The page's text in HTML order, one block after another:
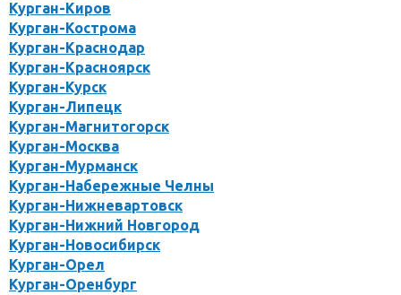
Курган-Киров
Курган-Кострома
Курган-Краснодар
Курган-Красноярск
Курган-Курск
Курган-Липецк
Курган-Магнитогорск
Курган-Москва
Курган-Мурманск
Курган-Набережные Челны
Курган-Нижневартовск
Курган-Нижний Новгород
Курган-Новосибирск
Курган-Орел
Курган-Оренбург